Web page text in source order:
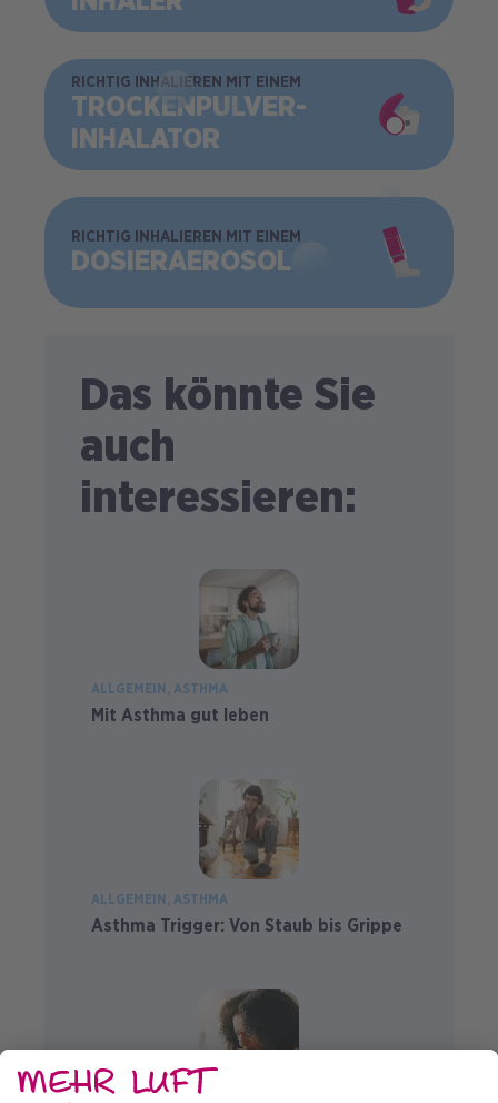
BILD
RICHTIG INHALIEREN MIT EINEM
TROCKEN­PULVER­
INHALATOR
BILD
RICHTIG INHALIEREN MIT EINEM
DOSIER­AEROSOL
Das könnte Sie
auch
interessieren:
ALLGEMEIN ASTHMA
Mit Asthma gut leben
ALLGEMEIN ASTHMA
Asthma Trigger: Von Staub bis Grippe